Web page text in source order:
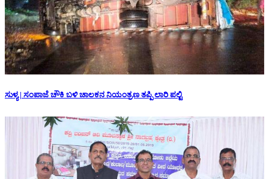
ಸುಳ್ಯ | ಸಂಪಾಜೆ ಚೌಕಿ ಬಳಿ ಚಾಲಕನ ನಿಯಂತ್ರಣ ತಪ್ಪಿ ಲಾರಿ ಪಲ್ಟಿ